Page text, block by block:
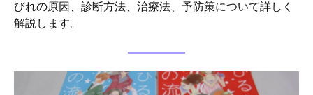
びれの原因、診断方法、治療法、予防策について詳しく
解説します。